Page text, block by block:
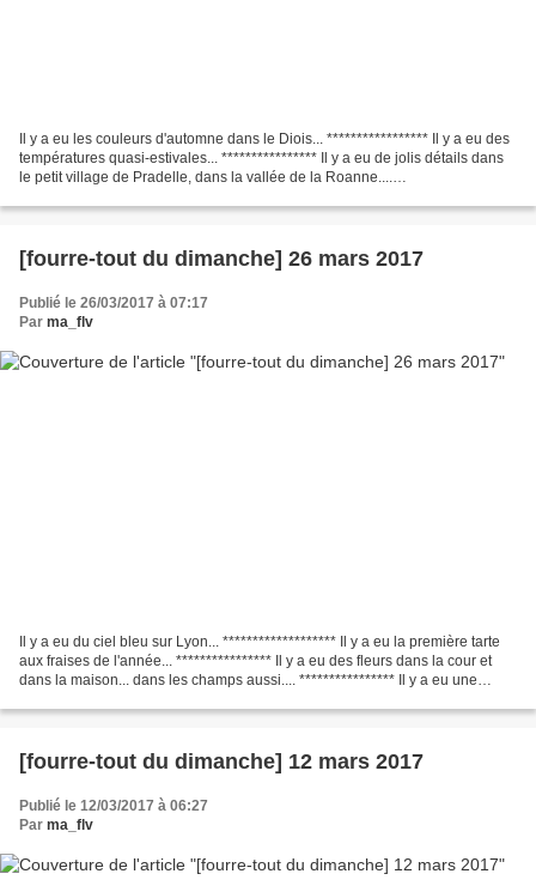
Il y a eu les couleurs d'automne dans le Diois... ***************** Il y a eu des
températures quasi-estivales... **************** Il y a eu de jolis détails dans
le petit village de Pradelle, dans la vallée de la Roanne....
[fourre-tout du dimanche] 26 mars 2017
Publié le 26/03/2017 à 07:17
Par ma_flv
Il y a eu du ciel bleu sur Lyon... ******************* Il y a eu la première tarte
aux fraises de l'année... **************** Il y a eu des fleurs dans la cour et
dans la maison... dans les champs aussi.... **************** Il y a eu une
[fourre-tout du dimanche] 12 mars 2017
Publié le 12/03/2017 à 06:27
Par ma_flv